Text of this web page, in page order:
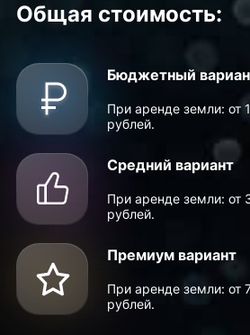
Общая стоимость:
Бюджетный
При аренде земли: от
рублей.
Средний вариант
При аренде земли: от
рублей.
Премиум вариант
При аренде земли: от
рублей.